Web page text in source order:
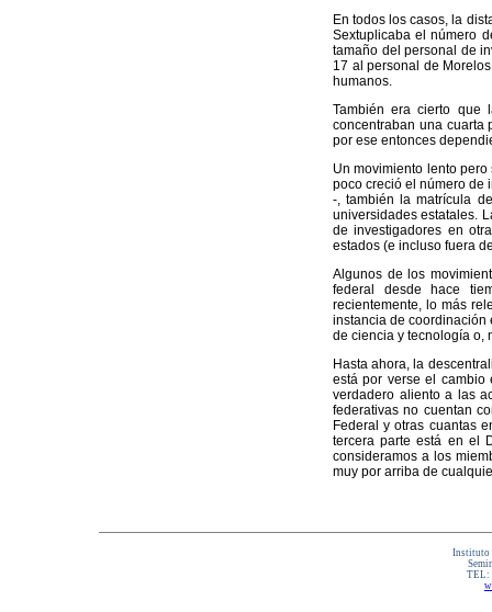
En todos los casos, la
Sextuplicaba el número
tamaño del personal de
17 al personal de
humanos.
También era cierto que
concentraban una cuarta
por ese entonces
Un movimiento lento
poco creció el número de
-, también la matrícula
universidades estatales.
de investigadores en
estados (e incluso fuera
Algunos de los
federal desde hace
recientemente, lo más
instancia de coordinación
de ciencia y tecnología o,
Hasta ahora, la
está por verse el cambio
verdadero aliento a las
federativas no cuentan
Federal y otras cuantas
tercera parte está en el
consideramos a los
muy por arriba de
Instituto
TEL: